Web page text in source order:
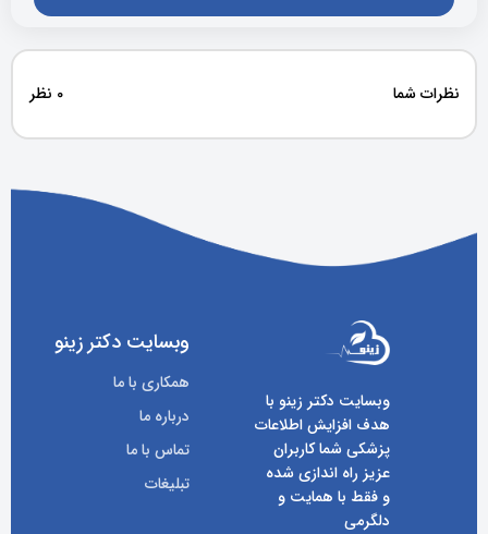
نظرات شما 0 نظر
وبسایت دکتر زینو با
هدف افزایش اطلاعات
پزشکی شما کاربران
عزیز راه اندازی شده
و فقط با همایت و
دلگرمی
وبسایت دکتر زینو
همکاری با ما
درباره ما
تماس با ما
تبلیغات